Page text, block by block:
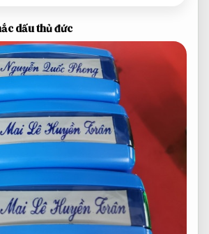
dấu thủ đức